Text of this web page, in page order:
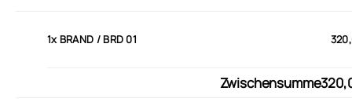
1xBRAND / BRD 01
Zwischensumme